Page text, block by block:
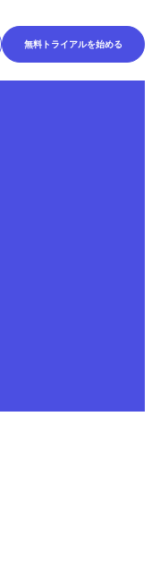
無料トライアルを始める